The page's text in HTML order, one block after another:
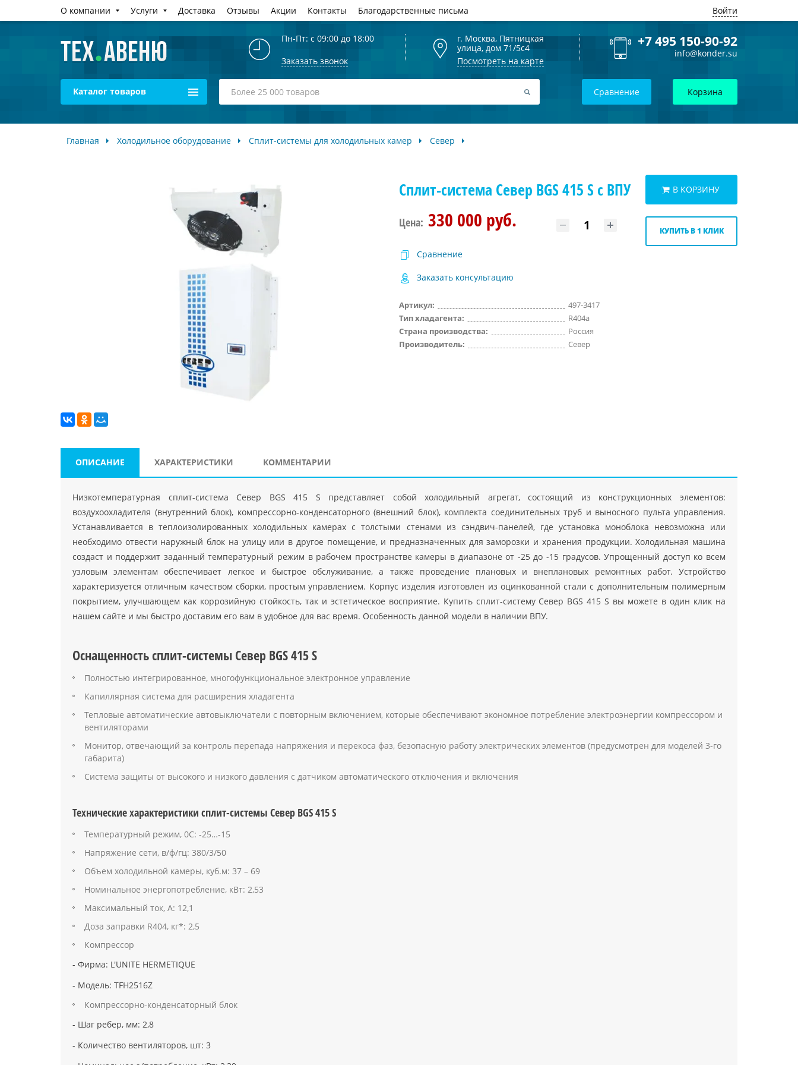
О компании Услуги Доставка Отзывы Акции Контакты Благодарственные письма Войти
Пн-Пт: с 09:00 до 18:00
Заказать звонок
г. Москва, Пятницкая
улица, дом 71/5с4
Посмотреть на карте
+7 495 150-90-92
info@konder.su
Каталог товаров Сравнение Корзина
Главная Холодильное оборудование Сплит-системы для холодильных камер Север
Сплит-система Север BGS 415 S с ВПУ
Цена: 330 000 руб.
Сравнение
Заказать консультацию
Артикул:
497-3417
Тип хладагента:
R404a
Страна производства:
Россия
Производитель:
Север
В КОРЗИНУ
КУПИТЬ В 1 КЛИК
ОПИСАНИЕ ХАРАКТЕРИСТИКИ КОММЕНТАРИИ
Низкотемпературная сплит-система Север BGS 415 S представляет собой холодильный агрегат, состоящий из конструкционных элементов:
воздухоохладителя (внутренний блок), компрессорно-конденсаторного (внешний блок), комплекта соединительных труб и выносного пульта управления.
Устанавливается в теплоизолированных холодильных камерах с толстыми стенами из сэндвич-панелей, где установка моноблока невозможна или
необходимо отвести наружный блок на улицу или в другое помещение, и предназначенных для заморозки и хранения продукции. Холодильная машина
создаст и поддержит заданный температурный режим в рабочем пространстве камеры в диапазоне от -25 до -15 градусов. Упрощенный доступ ко всем
узловым элементам обеспечивает легкое и быстрое обслуживание, а также проведение плановых и внеплановых ремонтных работ. Устройство
характеризуется отличным качеством сборки, простым управлением. Корпус изделия изготовлен из оцинкованной стали с дополнительным полимерным
покрытием, улучшающем как коррозийную стойкость, так и эстетическое восприятие. Купить сплит-систему Север BGS 415 S вы можете в один клик на
нашем сайте и мы быстро доставим его вам в удобное для вас время. Особенность данной модели в наличии ВПУ.
Оснащенность сплит-системы Север BGS 415 S
Полностью интегрированное, многофункциональное электронное управление
Капиллярная система для расширения хладагента
Тепловые автоматические автовыключатели с повторным включением, которые обеспечивают экономное потребление электроэнергии компрессором и
вентиляторами
Монитор, отвечающий за контроль перепада напряжения и перекоса фаз, безопасную работу электрических элементов (предусмотрен для моделей 3-го
габарита)
Система защиты от высокого и низкого давления с датчиком автоматического отключения и включения
Технические характеристики сплит-системы Север BGS 415 S
Температурный режим, 0С: -25…-15
Напряжение сети, в/ф/гц: 380/3/50
Объем холодильной камеры, куб.м: 37 – 69
Номинальное энергопотребление, кВт: 2,53
Максимальный ток, А: 12,1
Доза заправки R404, кг*: 2,5
Компрессор
- Фирма: L'UNITE HERMETIQUE
- Модель: TFH2516Z
Компрессорно-конденсаторный блок
- Шаг ребер, мм: 2,8
- Количество вентиляторов, шт: 3